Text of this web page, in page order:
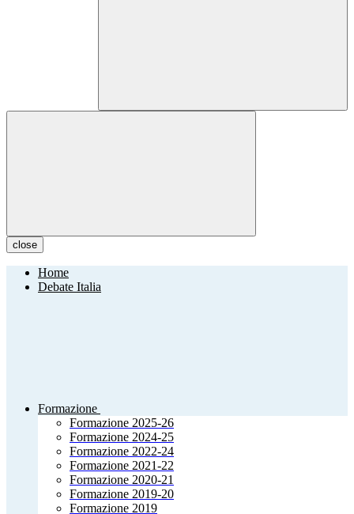
close
Home
Debate Italia
Formazione
Formazione 2025-26
Formazione 2024-25
Formazione 2022-24
Formazione 2021-22
Formazione 2020-21
Formazione 2019-20
Formazione 2019